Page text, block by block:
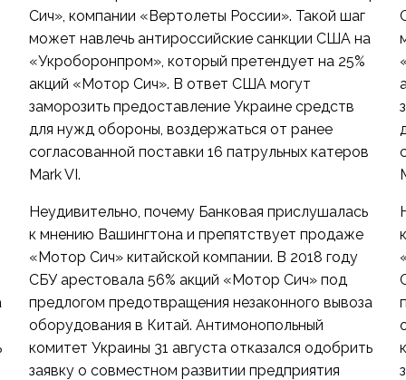
Сич», компании «Вертолеты России». Такой шаг
может навлечь антироссийские санкции США на
«Укроборонпром», который претендует на 25%
акций «Мотор Сич». В ответ США могут
заморозить предоставление Украине средств
для нужд обороны, воздержаться от ранее
согласованной поставки 16 патрульных катеров
Mark VI.
Неудивительно, почему Банковая прислушалась
к мнению Вашингтона и препятствует продаже
«Мотор Сич» китайской компании. В 2018 году
СБУ арестовала 56% акций «Мотор Сич» под
предлогом предотвращения незаконного вывоза
оборудования в Китай. Антимонопольный
комитет Украины 31 августа отказался одобрить
заявку о совместном развитии предприятия